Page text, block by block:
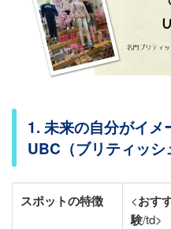
1. 未来の自分がイメ
UBC（ブリティッシ
スポットの特徴 <おす
験/td>